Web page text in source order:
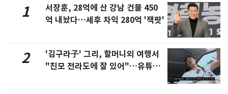
1
서장훈, 28억에 산 강남 건물 450
억 내놨다…세후 차익 280억 '잭팟'
2
'김구라子' 그리, 할머니외 여행서
"친모 전라도에 잘 있어"…유튜브